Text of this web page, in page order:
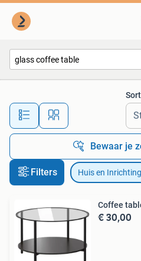
Alle
Bewaar je
Filters Huis en Inrichting
Coffee
€ 30,00